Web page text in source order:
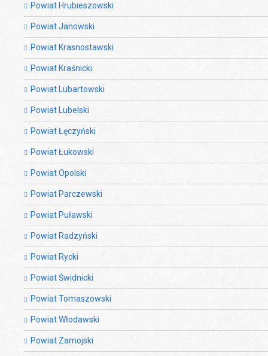
Powiat Hrubieszowski
Powiat Janowski
Powiat Krasnostawski
Powiat Kraśnicki
Powiat Lubartowski
Powiat Lubelski
Powiat Łęczyński
Powiat Łukowski
Powiat Opolski
Powiat Parczewski
Powiat Puławski
Powiat Radzyński
Powiat Rycki
Powiat Świdnicki
Powiat Tomaszowski
Powiat Włodawski
Powiat Zamojski